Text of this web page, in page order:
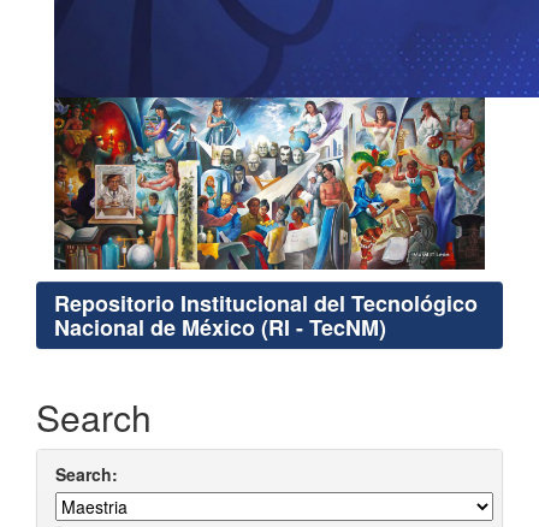
Repositorio Institucional del Tecnológico
Nacional de México (RI - TecNM)
Search
Search: